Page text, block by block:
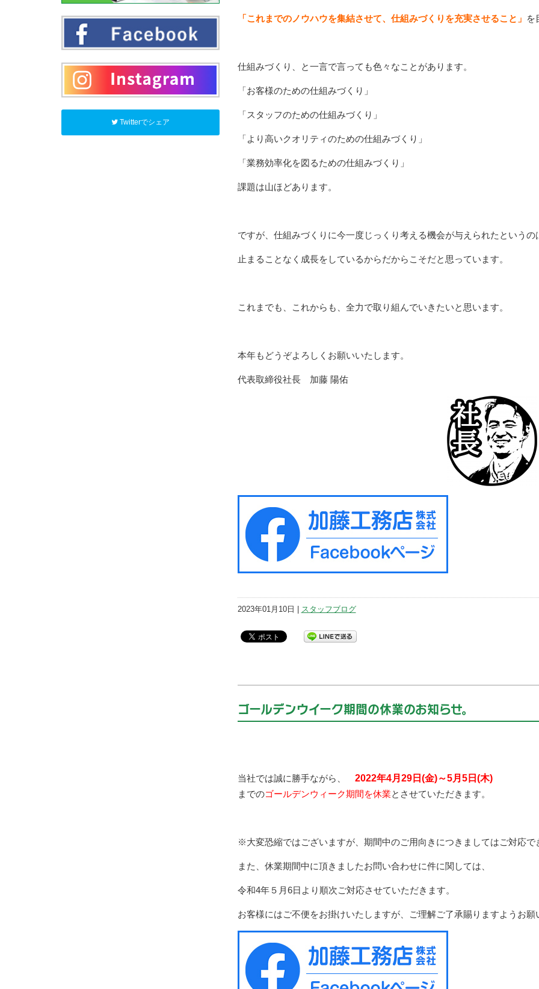
「これまでのノウハウを集結させて、仕組みづくりを充実させること」 を
仕組みづくり、と一言で言っても色々なことがあります。
「お客様のための仕組みづくり」
「スタッフのための仕組みづくり」
「より高いクオリティのための仕組みづくり」
「業務効率化を図るための仕組みづくり」
課題は山ほどあります。
ですが、仕組みづくりに今一度じっくり考える機会が与えられたというの
止まることなく成長をしているからだからこそだと思っています。
これまでも、これからも、全力で取り組んでいきたいと思います。
本年もどうぞよろしくお願いいたします。
代表取締役社長 加藤 陽佑
2023年01月10日 | スタッフブログ
ゴールデンウイーク期間の休業のお知らせ。
当社では誠に勝手ながら、 2022年4月29日(金)～5月5日(木)
までのゴールデンウィーク期間を休業とさせていただきます。
※大変恐縮ではございますが、期間中のご用向きにつきましてはご対応
また、休業期間中に頂きましたお問い合わせに件に関しては、
令和4年５月6日より順次ご対応させていただきます。
お客様にはご不便をお掛けいたしますが、ご理解ご了承賜りますようお願
Twitterでシェア